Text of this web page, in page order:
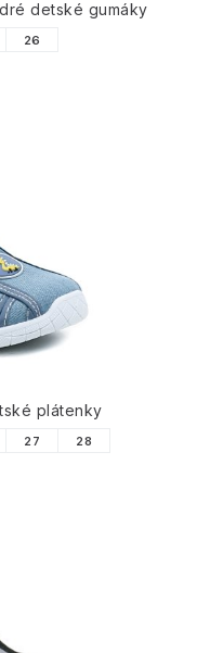
detské gumáky
26
plátenky
27 28